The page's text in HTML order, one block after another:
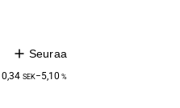
Seuraa
0,34 SEK−5,10 %